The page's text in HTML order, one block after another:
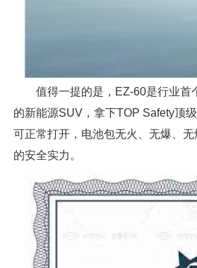
值得一提的是，EZ-60是行业首
的新能源SUV，拿下TOP Safety顶
可正常打开，电池包无火、无爆、
的安全实力。